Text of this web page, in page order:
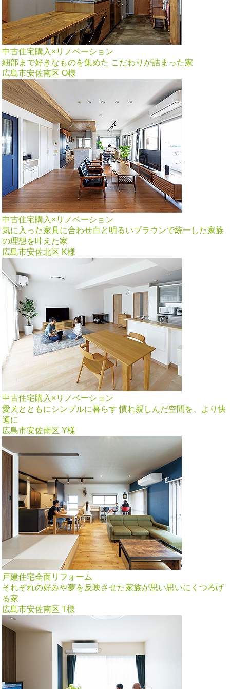
中古住宅購入×リノベーション
細部まで好きなものを集めた こだわりが詰まった家
広島市安佐南区 O様
中古住宅購入×リノベーション
気に入った家具に合わせ白と明るいブラウンで統一した家族
の理想を叶えた家
広島市安佐北区 K様
中古住宅購入×リノベーション
愛犬とともにシンプルに暮らす 慣れ親しんだ空間を、より快
適に
広島市安佐南区 Y様
戸建住宅全面リフォーム
それぞれの好みや夢を反映させた家族が思い思いにくつろげ
る家
広島市安佐南区 T様